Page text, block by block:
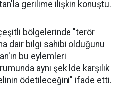
gerilime ilişkin konuştu.
bölgelerinde "terör
dair bilgi sahibi olduğunu
bu eylemleri
aynı şekilde karşılık
ödetileceğini" ifade etti.